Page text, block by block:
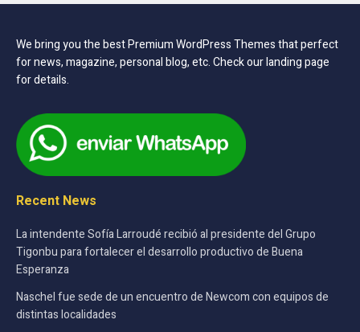
We bring you the best Premium WordPress Themes that perfect
for news, magazine, personal blog, etc. Check our landing page
for details.
Recent News
La intendente Sofía Larroudé recibió al presidente del Grupo
Tigonbu para fortalecer el desarrollo productivo de Buena
Esperanza
Naschel fue sede de un encuentro de Newcom con equipos de
distintas localidades